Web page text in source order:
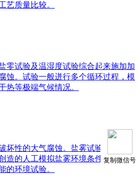
艺质量比较。
零试验及温湿度试验综合起来施加加
蚀。试验一般迸行多个循环过程，模
热等极端气候情况。
坏性的大气腐蚀。盐雾试验是一种主
造的人工模拟盐雾环境条件来考核产
的环境试验。
复制微信号